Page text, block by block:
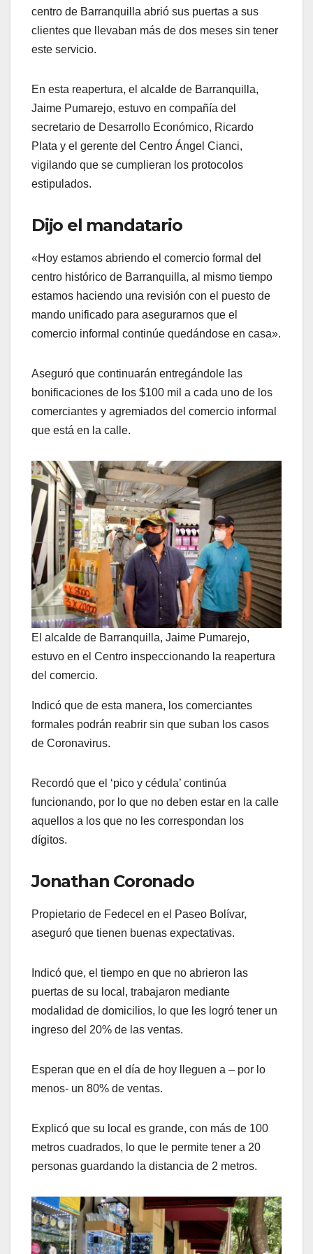
centro de Barranquilla abrió sus puertas a sus
clientes que llevaban más de dos meses sin tener
este servicio.
En esta reapertura, el alcalde de Barranquilla,
Jaime Pumarejo, estuvo en compañía del
secretario de Desarrollo Económico, Ricardo
Plata y el gerente del Centro Ángel Cianci,
vigilando que se cumplieran los protocolos
estipulados.
Dijo el mandatario
«Hoy estamos abriendo el comercio formal del
centro histórico de Barranquilla, al mismo tiempo
estamos haciendo una revisión con el puesto de
mando unificado para asegurarnos que el
comercio informal continúe quedándose en casa».
Aseguró que continuarán entregándole las
bonificaciones de los $100 mil a cada uno de los
comerciantes y agremiados del comercio informal
que está en la calle.
El alcalde de Barranquilla, Jaime Pumarejo,
estuvo en el Centro inspeccionando la reapertura
del comercio.
Indicó que de esta manera, los comerciantes
formales podrán reabrir sin que suban los casos
de Coronavirus.
Recordó que el ‘pico y cédula’ continúa
funcionando, por lo que no deben estar en la calle
aquellos a los que no les correspondan los
dígitos.
Jonathan Coronado
Propietario de Fedecel en el Paseo Bolívar,
aseguró que tienen buenas expectativas.
Indicó que, el tiempo en que no abrieron las
puertas de su local, trabajaron mediante
modalidad de domicilios, lo que les logró tener un
ingreso del 20% de las ventas.
Esperan que en el día de hoy lleguen a – por lo
menos- un 80% de ventas.
Explicó que su local es grande, con más de 100
metros cuadrados, lo que le permite tener a 20
personas guardando la distancia de 2 metros.